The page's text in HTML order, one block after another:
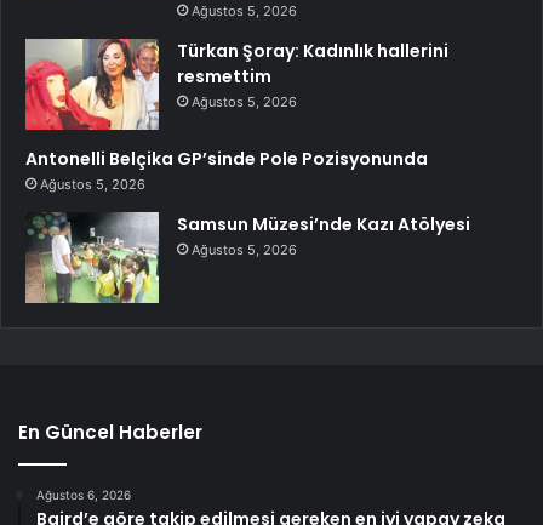
Ağustos 5, 2026
Türkan Şoray: Kadınlık hallerini
resmettim
Ağustos 5, 2026
Antonelli Belçika GP’sinde Pole Pozisyonunda
Ağustos 5, 2026
Samsun Müzesi’nde Kazı Atölyesi
Ağustos 5, 2026
En Güncel Haberler
Ağustos 6, 2026
Baird’e göre takip edilmesi gereken en iyi yapay zeka